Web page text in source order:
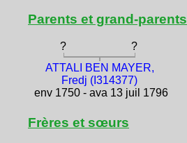
Parents et grand-parents
? ?
ATTALI BEN MAYER,
Fredj (I314377)
env 1750 - ava 13 juil 1796
Frères et sœurs